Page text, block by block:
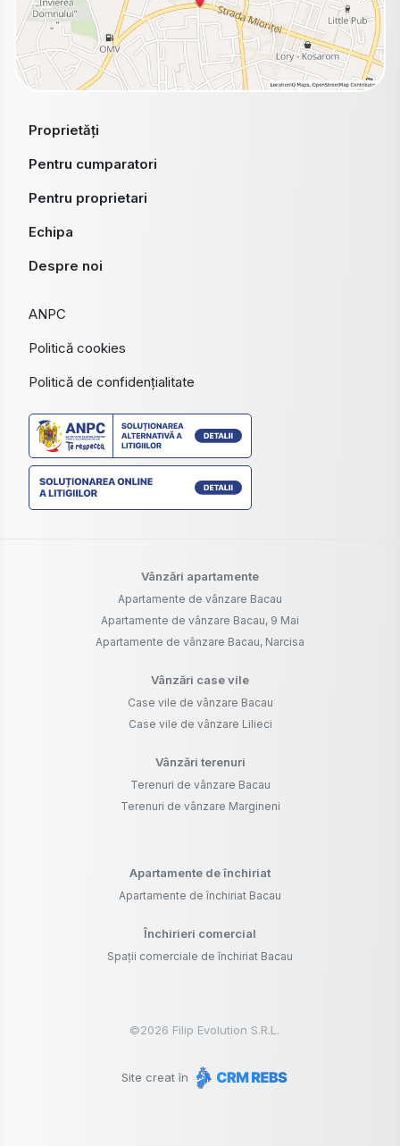
Proprietăți
Pentru cumparatori
Pentru proprietari
Echipa
Despre noi
ANPC
Politică cookies
Politică de confidențialitate
Vânzări apartamente
Apartamente de vânzare Bacau
Apartamente de vânzare Bacau, 9 Mai
Apartamente de vânzare Bacau, Narcisa
Vânzări case vile
Case vile de vânzare Bacau
Case vile de vânzare Lilieci
Vânzări terenuri
Terenuri de vânzare Bacau
Terenuri de vânzare Margineni
Apartamente de închiriat
Apartamente de închiriat Bacau
Închirieri comercial
Spații comerciale de închiriat Bacau
©2026 Filip Evolution S.R.L.
Site creat în